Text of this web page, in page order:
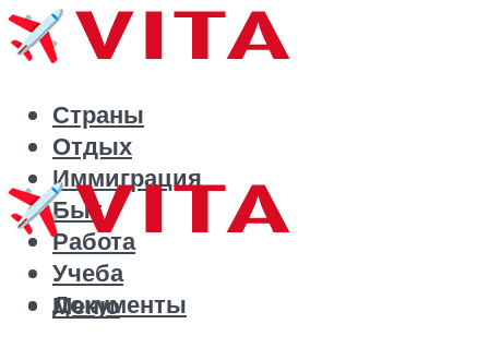
Страны
Отдых
Иммиграция
Быт
Работа
Учеба
Документы
Меню